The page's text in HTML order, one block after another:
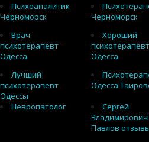
Психоаналитик
Черноморск
Черноморск
Врач
психотерапевт
Одесса
Хороший
психотерапевт
Одесса
Лучший
психотерапевт
Одессы
Одесса
Невропатолог
Сергей
Владимирович
Павлов